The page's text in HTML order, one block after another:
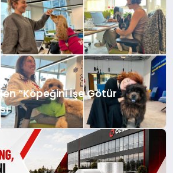
“Köpeğini İşe Götür